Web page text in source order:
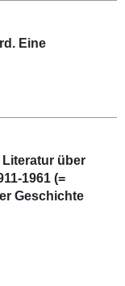
Eine
Literatur über
1961 (=
Geschichte